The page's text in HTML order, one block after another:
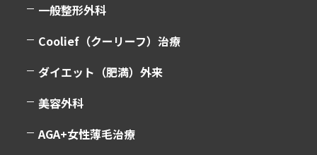
一般整形外科
Coolief（クーリーフ）治療
ダイエット（肥満）外来
美容外科
AGA+女性薄毛治療